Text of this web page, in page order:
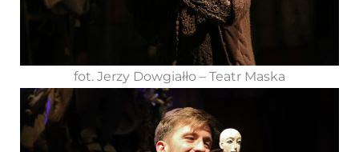
fot. Jerzy Dowgiałło – Teatr Maska